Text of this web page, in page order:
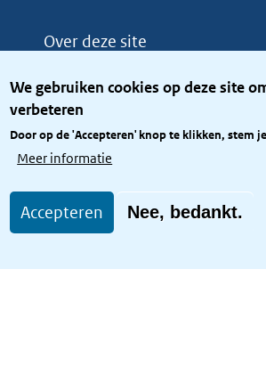
We gebruiken cookies op deze site
verbeteren
Door op de 'Accepteren' knop te klikken, stem
Meer informatie
Accepteren Nee, bedankt.
Over deze site
Privacy
Toegang site openbaar
Toegankelijkheid